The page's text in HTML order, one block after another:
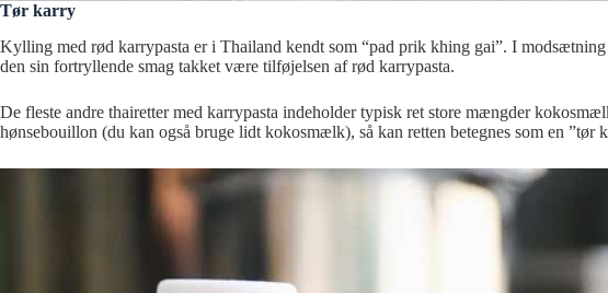
Tør karry
Kylling med rød karrypasta er i Thailand kendt som “pad prik khing gai”. I
den sin fortryllende smag takket være tilføjelsen af rød karrypasta.
De fleste andre thairetter med karrypasta indeholder typisk ret store mængder
hønsebouillon (du kan også bruge lidt kokosmælk), så kan retten betegnes som en ”tør